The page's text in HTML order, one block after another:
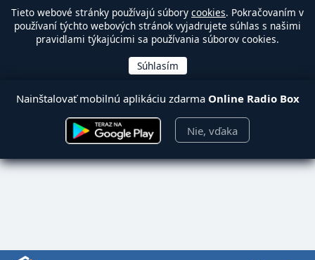
Tieto webové stránky používajú súbory cookies. Pokračovaním v
používaní týchto webových stránok vyjadrujete súhlas s našimi
pravidlami týkajúcimi sa používania súborov cookies.
Nainštalovať mobilnú aplikáciu zdarma Online Radio Box
Nie, vďaka